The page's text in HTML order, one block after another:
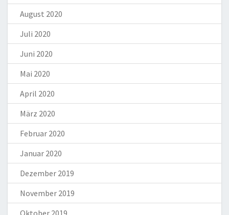
August 2020
Juli 2020
Juni 2020
Mai 2020
April 2020
März 2020
Februar 2020
Januar 2020
Dezember 2019
November 2019
Oktober 2019